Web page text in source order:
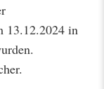
13.12.2024 in